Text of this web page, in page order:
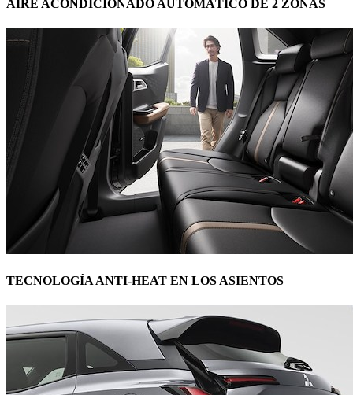
AIRE ACONDICIONADO AUTOMÁTICO DE 2 ZONAS
TECNOLOGÍA ANTI-HEAT EN LOS ASIENTOS